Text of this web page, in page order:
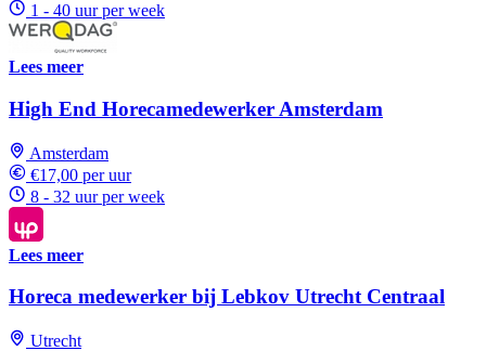
1 - 40 uur per week
Lees meer
High End Horecamedewerker Amsterdam
Amsterdam
€17,00 per uur
8 - 32 uur per week
Lees meer
Horeca medewerker bij Lebkov Utrecht Centraal
Utrecht